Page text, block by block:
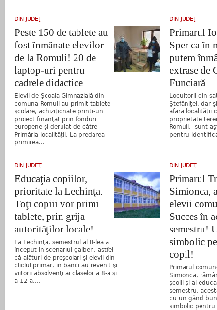
DIN JUDEŢ
Peste 150 de tablete au
fost înmânate elevilor
de la Romuli! 20 de
laptop-uri pentru
cadrele didactice
Elevii de Şcoala Gimnazială din
comuna Romuli au primit tablete
şcolare, achiziţionate printr-un
proiect finanţat prin fonduri
europene şi derulat de către
Primăria localităţii. La predarea-
primirea...
DIN JUDEŢ
Primarul
Sper ca în
putem
extrase de
Funciară
Locuitorii din
Ştefăniţei, dar
afara localităţii
proprietate
Romuli, sunt
pentru
DIN JUDEŢ
Educaţia copiilor,
prioritate la Lechinţa.
Toţi copiii vor primi
tablete, prin grija
autorităţilor locale!
La Lechinţa, semestrul al II-lea a
început în scenariul galben, astfel
că alături de preşcolari şi elevii din
cliclul primar, în bănci au revenit şi
viitorii absolvenţi ai claselor a 8-a şi
a 12-a,...
DIN JUDEŢ
Primarul
Simionca,
elevii
Succes în
semestru!
simbolic
copil!
Primarul
Simionca,
școlii și al
semestru,
cu un gând
simbolic pentru